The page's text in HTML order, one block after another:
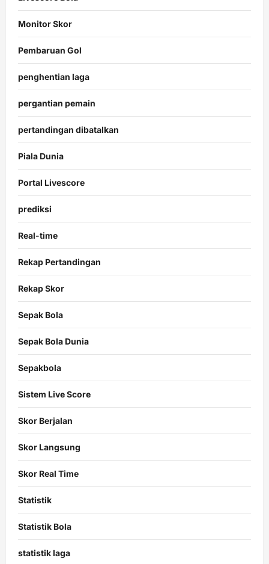
Monitor Skor
Pembaruan Gol
penghentian laga
pergantian pemain
pertandingan dibatalkan
Piala Dunia
Portal Livescore
prediksi
Real-time
Rekap Pertandingan
Rekap Skor
Sepak Bola
Sepak Bola Dunia
Sepakbola
Sistem Live Score
Skor Berjalan
Skor Langsung
Skor Real Time
Statistik
Statistik Bola
statistik laga